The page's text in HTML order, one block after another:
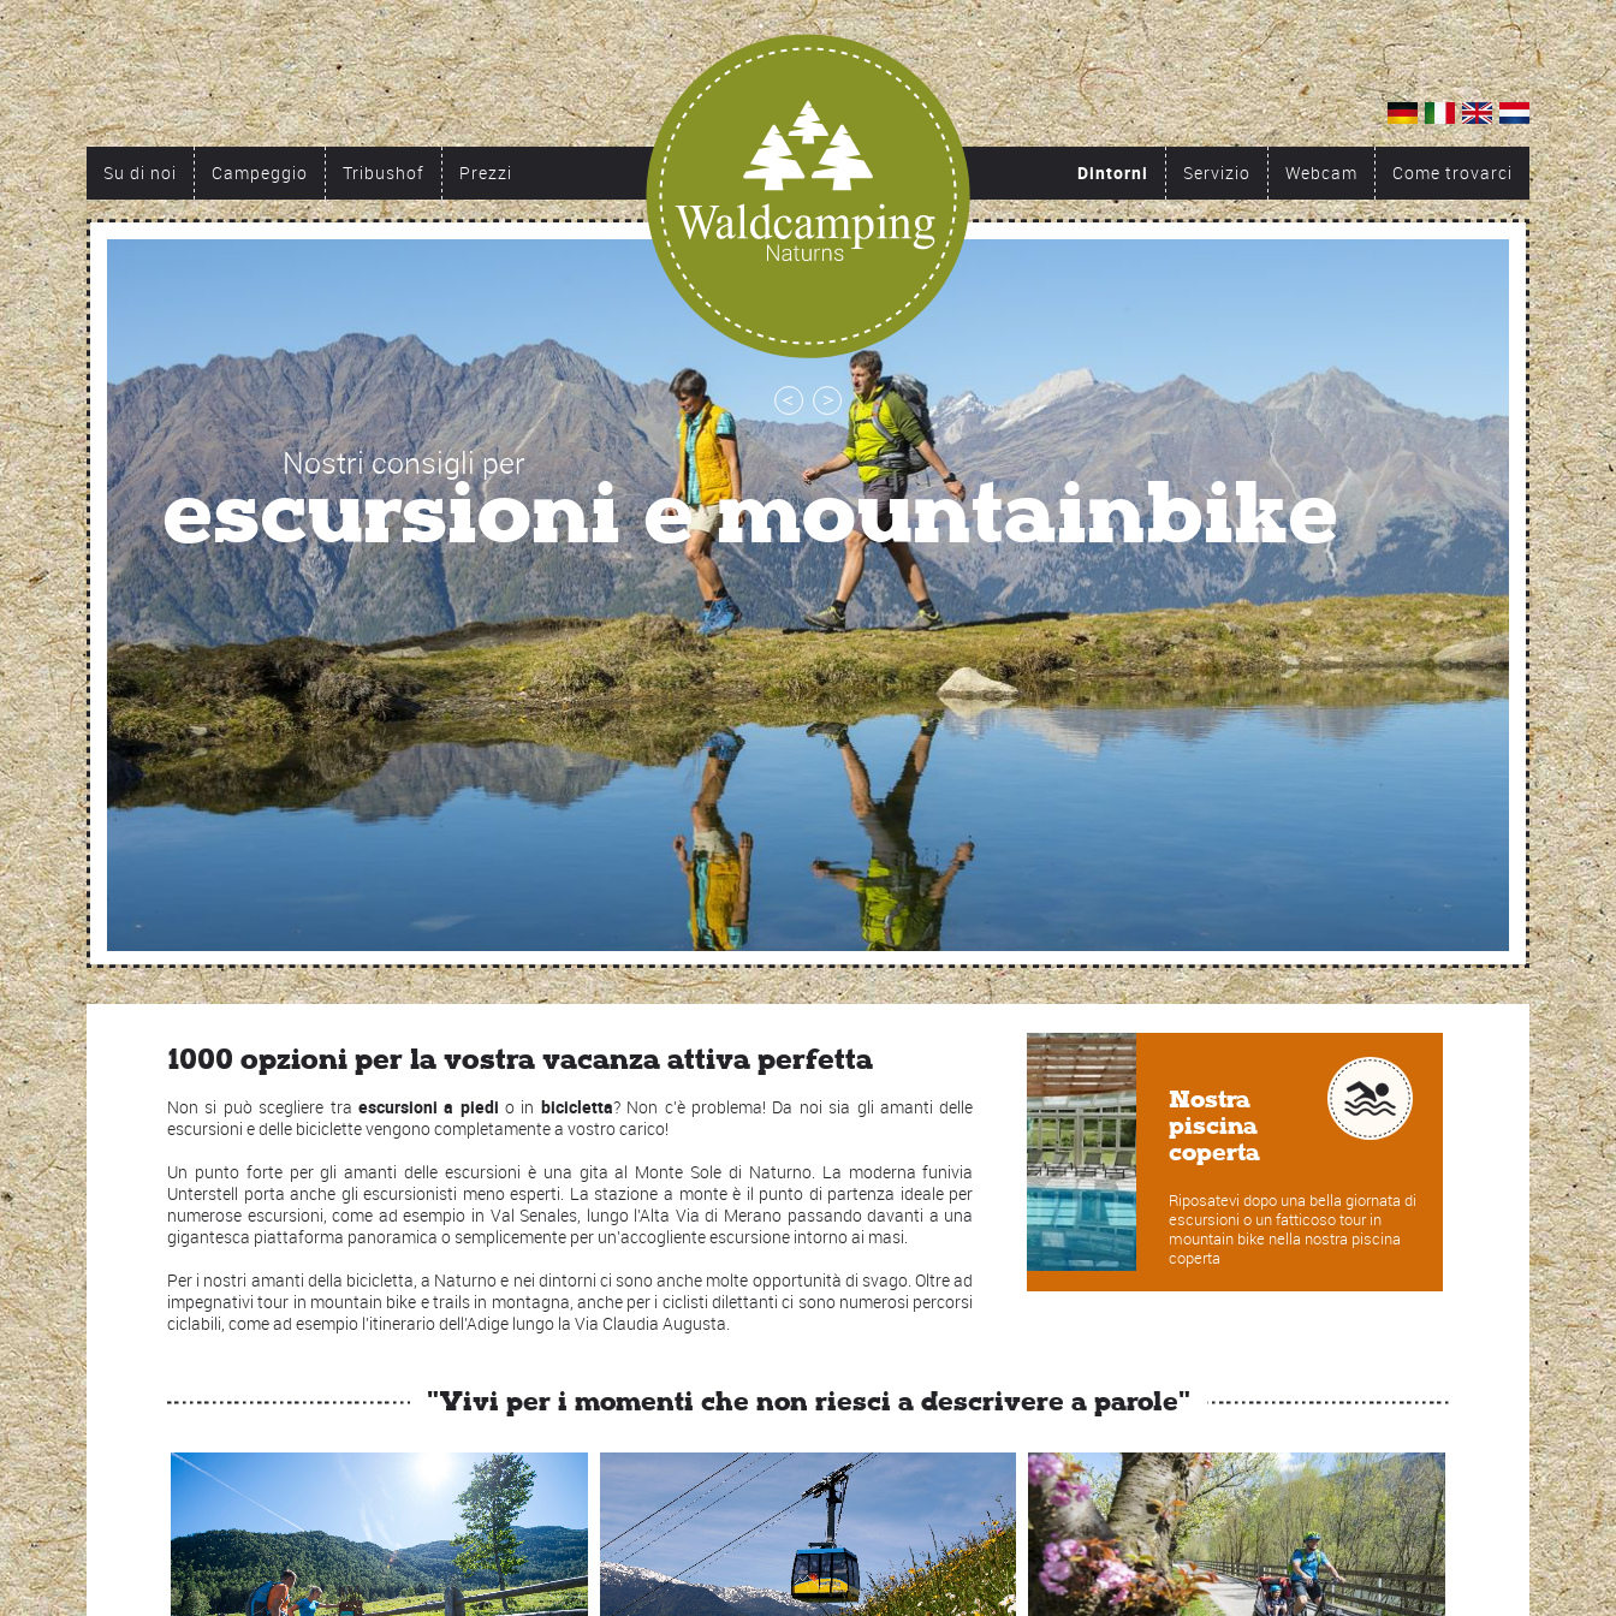
Su di noi Campeggio Tribushof Prezzi Come trovarci
Webcam
Servizio
Dintorni
Nostri consigli per
escursioni e mountainbike
1000 opzioni per la vostra vacanza attiva perfetta
Non si può scegliere tra escursioni a piedi o in bicicletta? Non c’è problema! Da noi sia gli amanti delle
escursioni e delle biciclette vengono completamente a vostro carico!
Un punto forte per gli amanti delle escursioni è una gita al Monte Sole di Naturno. La moderna funivia
Unterstell porta anche gli escursionisti meno esperti. La stazione a monte è il punto di partenza ideale per
numerose escursioni, come ad esempio in Val Senales, lungo l’Alta Via di Merano passando davanti a una
gigantesca piattaforma panoramica o semplicemente per un’accogliente escursione intorno ai masi.
Per i nostri amanti della bicicletta, a Naturno e nei dintorni ci sono anche molte opportunità di svago. Oltre ad
impegnativi tour in mountain bike e trails in montagna, anche per i ciclisti dilettanti ci sono numerosi percorsi
ciclabili, come ad esempio l’itinerario dell’Adige lungo la Via Claudia Augusta.
Nostra
piscina
coperta
Riposatevi dopo una bella giornata di
escursioni o un fatticoso tour in
mountain bike nella nostra piscina
coperta
"Vivi per i momenti che non riesci a descrivere a parole"